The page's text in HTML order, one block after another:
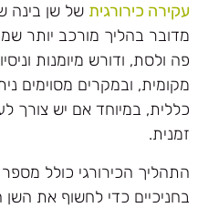
עקירה כירורגית של שן בינה
מדובר בהליך מורכב יותר
פה ולסת, ודורש מיומנות
מקומית, ובמקרים מסוימים
כללית, במיוחד אם יש צורך
זמנית.
התהליך הכירורגי כולל
בחניכיים כדי לחשוף את